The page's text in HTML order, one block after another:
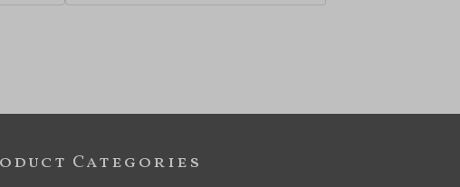
Categories